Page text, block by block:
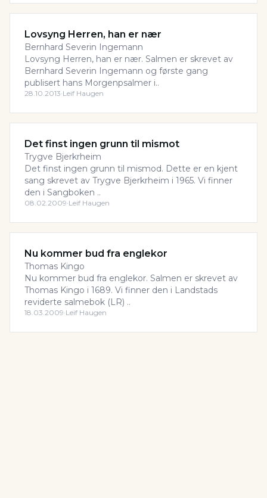
Lovsyng Herren, han er nær
Bernhard Severin Ingemann
Lovsyng Herren, han er nær. Salmen er skrevet av
Bernhard Severin Ingemann og første gang
publisert hans Morgenpsalmer i..
28.10.2013·Leif Haugen
Det finst ingen grunn til mismot
Trygve Bjerkrheim
Det finst ingen grunn til mismod. Dette er en kjent
sang skrevet av Trygve Bjerkrheim i 1965. Vi finner
den i Sangboken ..
08.02.2009·Leif Haugen
Nu kommer bud fra englekor
Thomas Kingo
Nu kommer bud fra englekor. Salmen er skrevet av
Thomas Kingo i 1689. Vi finner den i Landstads
reviderte salmebok (LR) ..
18.03.2009·Leif Haugen